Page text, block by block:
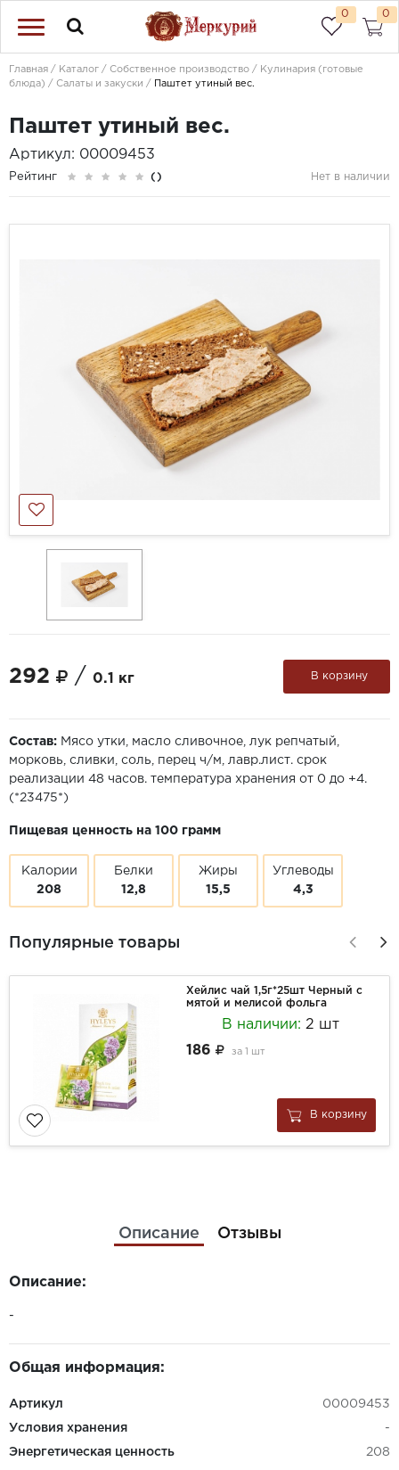
0 0
Главная Каталог Собственное производство
Кулинария (готовые
блюда)
Салаты и закуски Паштет утиный вес.
Паштет утиный вес.
Артикул: 00009453
Рейтинг () Нет в наличии
292 / 0.1 кг В корзину
Состав: Мясо утки, масло сливочное, лук репчатый,
морковь, сливки, соль, перец ч/м, лавр.лист. срок
реализации 48 часов. температура хранения от 0 до +4.
(*23475*)
Пищевая ценность на 100 грамм
Калории
208
Белки
12,8
Жиры
15,5
Углеводы
4,3
Популярные товары
Хейлис чай 1,5г*25шт Черный с
мятой и мелисой фольга
В наличии:2 шт
186
за 1 шт
В корзину
Описание Отзывы
Описание:
-
Общая информация:
Артикул 00009453
Условия хранения -
Энергетическая ценность 208